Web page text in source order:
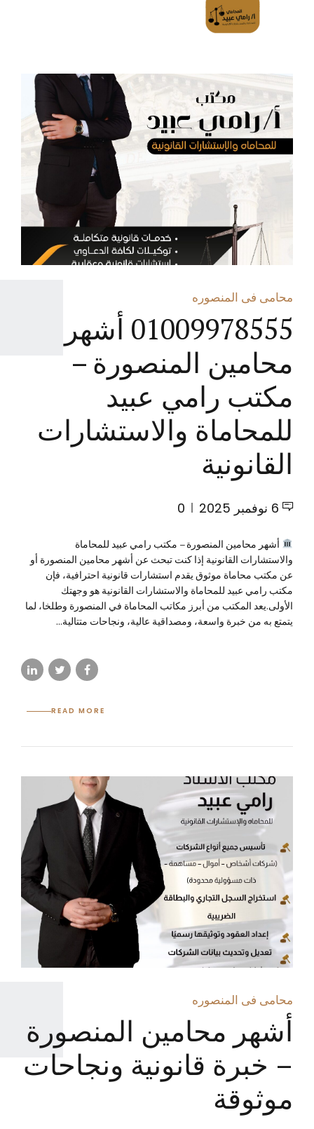
محامى فى المنصوره
01009978555 أشهر
محامين المنصورة –
مكتب رامي عبيد
للمحاماة والاستشارات
القانونية
6 نوفمبر 2025 0
أشهر محامين المنصورة – مكتب رامي عبيد للمحاماة
والاستشارات القانونية إذا كنت تبحث عن أشهر محامين المنصورة أو
عن مكتب محاماة موثوق يقدم استشارات قانونية احترافية، فإن
مكتب رامي عبيد للمحاماة والاستشارات القانونية هو وجهتك
الأولى.يعد المكتب من أبرز مكاتب المحاماة في المنصورة وطلخا، لما
يتمتع به من خبرة واسعة، ومصداقية عالية، ونجاحات متتالية...
READ MORE
محامى فى المنصوره
أشهر محامين المنصورة
– خبرة قانونية ونجاحات
موثوقة